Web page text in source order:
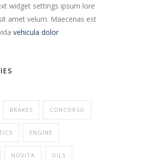
widget settings ipsum lore
amet velum. Maecenas est
vehicula dolor
BRAKES CONCORSO
ENGINE
NOVITA OILS